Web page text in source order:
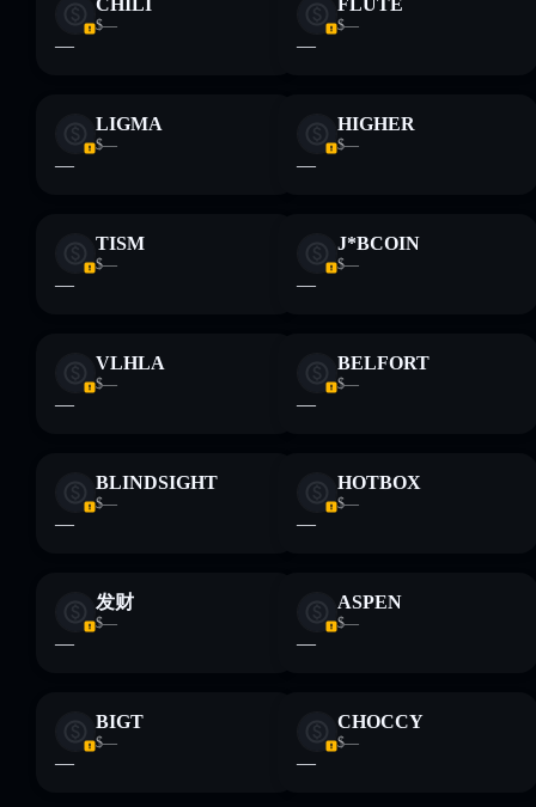
Informati sempre autonomamente. Dati forniti da
rugcheck.xyz.
CHILI
$—
—
FLUTE
$—
—
LIGMA
$—
—
HIGHER
$—
—
TISM
$—
—
J*BCOIN
$—
—
VLHLA
$—
—
BELFORT
$—
—
BLINDSIGHT
$—
—
HOTBOX
$—
—
发财
$—
—
ASPEN
$—
—
BIGT
$—
—
CHOCCY
$—
—